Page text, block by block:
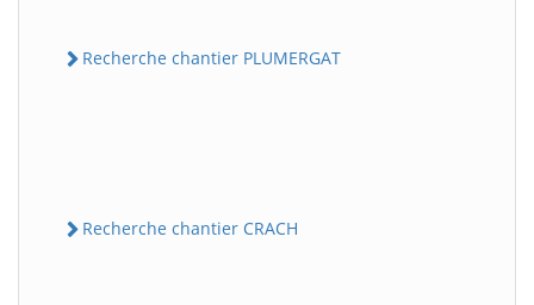
Recherche chantier PLUMERGAT
Recherche chantier CRACH